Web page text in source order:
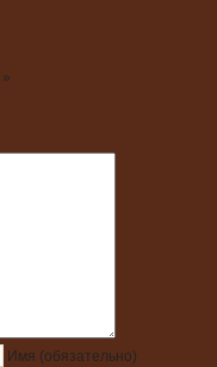
»
Имя (обязательно)